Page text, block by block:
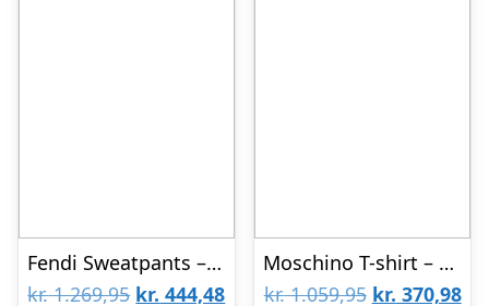
Fendi Sweatpants – Rosa m. Tekst
kr.1.269,95 Den
kr. 444,48Den
Moschino T-shirt – Rød m. Guld
kr.1.059,95 Den
kr. 370,98